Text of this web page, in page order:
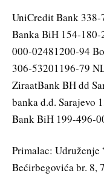
UniCredit Bank 338-
Banka BiH 154-
000-02481200-94
306-53201196-79
ZiraatBank BH dd
banka d.d. Sarajevo
Bank BiH 199-496-
Primalac: Udruženje
Bećirbegovića br. 8,